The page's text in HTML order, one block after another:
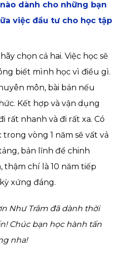
dành cho những bạn
việc đầu tư cho học tập
chọn cả hai. Việc học sẽ
biết mình học vì điều gì.
môn, bài bản nếu
Kết hợp và vận dụng
rất nhanh và đi rất xa. Có
vòng 1 năm sẽ vất vả
bản lĩnh để chinh
thậm chí là 10 năm tiếp
xứng đáng.
Như Trâm đã dành thời
Chúc bạn học hành tấn
nha!